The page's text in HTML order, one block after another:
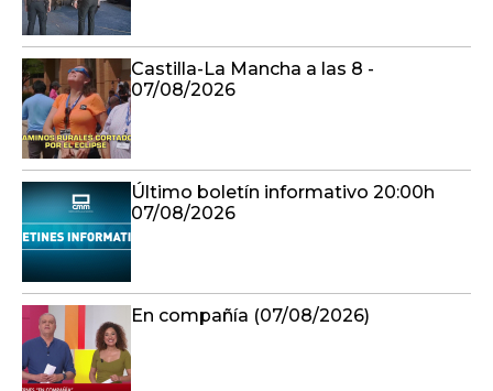
Castilla-La Mancha a las 8 -
07/08/2026
Último boletín informativo 20:00h
07/08/2026
En compañía (07/08/2026)